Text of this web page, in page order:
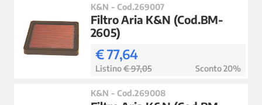
K&N - Cod.269007
Filtro Aria K&N (Cod.BM-
2605)
€ 77,64
Listino€ 97,05 Sconto 20%
K&N - Cod.269008